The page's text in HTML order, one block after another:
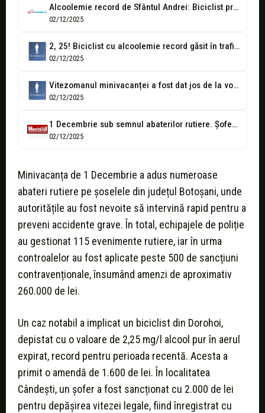
Alcoolemie record de Sfântul Andrei: Biciclist prins cu 2,25 pe etilotest, la...
02/12/2025
2, 25! Biciclist cu alcoolemie record găsit în trafic de polițiști
02/12/2025
Vitezomanul minivacanței a fost dat jos de la volan, cu CÂT a...
02/12/2025
1 Decembrie sub semnul abaterilor rutiere. Şofer băut la Darabani, vitezoman la...
02/12/2025
Minivacanța de 1 Decembrie a adus numeroase
abateri rutiere pe șoselele din județul Botoșani, unde
autoritățile au fost nevoite să intervină rapid pentru a
preveni accidente grave. În total, echipajele de poliție
au gestionat 115 evenimente rutiere, iar în urma
controalelor au fost aplicate peste 500 de sancțiuni
contravenționale, însumând amenzi de aproximativ
260.000 de lei.
Un caz notabil a implicat un biciclist din Dorohoi,
depistat cu o valoare de 2,25 mg/l alcool pur în aerul
expirat, record pentru perioada recentă. Acesta a
primit o amendă de 1.600 de lei. În localitatea
Cândești, un șofer a fost sancționat cu 2.000 de lei
pentru depășirea vitezei legale, fiind înregistrat cu